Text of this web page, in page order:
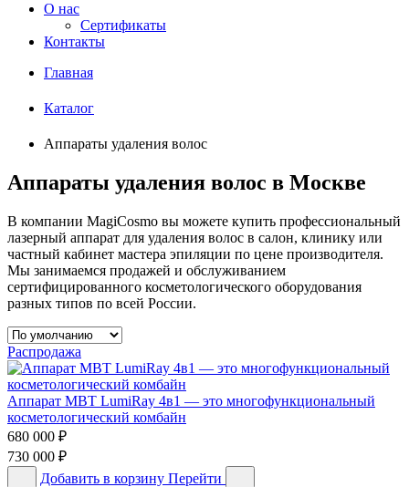
О нас
Сертификаты
Контакты
Главная
Каталог
Аппараты удаления волос
Аппараты удаления волос в Москве
В компании MagiCosmo вы можете купить профессиональный
лазерный аппарат для удаления волос в салон, клинику или
частный кабинет мастера эпиляции по цене производителя.
Мы занимаемся продажей и обслуживанием
сертифицированного косметологического оборудования
разных типов по всей России.
Распродажа
Аппарат MBT LumiRay 4в1 — это многофункциональный
косметологический комбайн
680 000 ₽
730 000 ₽
Добавить в корзину Перейти